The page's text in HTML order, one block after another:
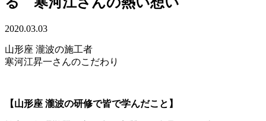
2020.03.03
山形座 瀧波の施工者
寒河江昇一さんのこだわり
【山形座 瀧波の研修で皆で学んだこと】